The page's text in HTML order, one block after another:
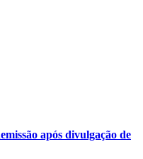
após divulgação de